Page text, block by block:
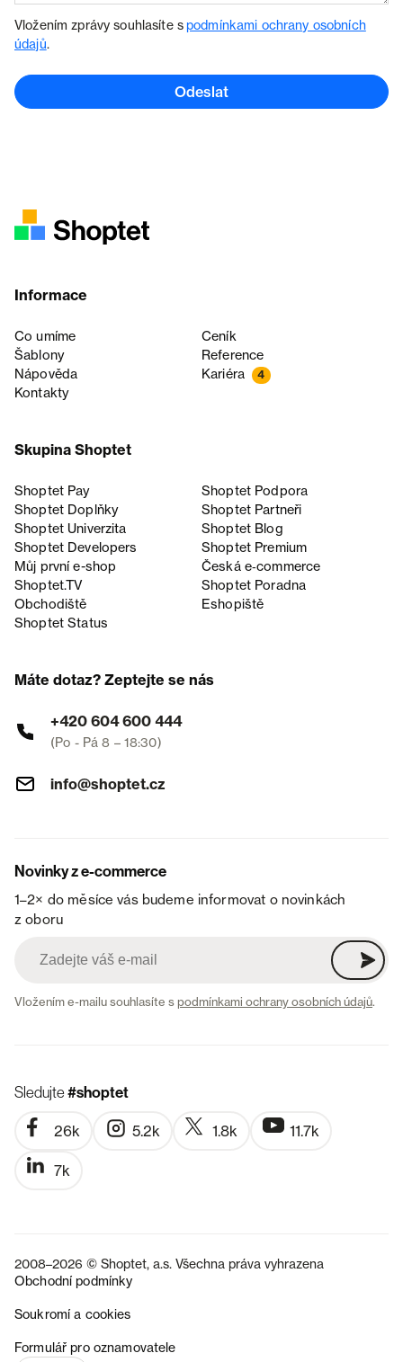
Vložením zprávy souhlasíte spodmínkami ochrany osobních
údajů.
Odeslat
Informace
Co umíme
Ceník
Šablony
Reference
Nápověda
Kariéra 4
Kontakty
Skupina Shoptet
Shoptet Pay
Shoptet Podpora
Shoptet Doplňky
Shoptet Partneři
Shoptet Univerzita
Shoptet Blog
Shoptet Developers
Shoptet Premium
Můj první e-shop
Česká e‑commerce
Shoptet.TV
Shoptet Poradna
Obchodiště
Eshopiště
Shoptet Status
Máte dotaz? Zeptejte se nás
+420 604 600 444
(Po - Pá 8 – 18:30)
info@shoptet.cz
Novinky z e-commerce
1–2× do měsíce vás budeme informovat o novinkách
z oboru
Vložením e-mailu souhlasíte spodmínkami ochrany osobních údajů.
Sledujte#shoptet
26k 5.2k 1.8k 11.7k
7k
2008–2026 © Shoptet, a.s. Všechna práva vyhrazena
Obchodní podmínky
Soukromí a cookies
Formulář pro oznamovatele